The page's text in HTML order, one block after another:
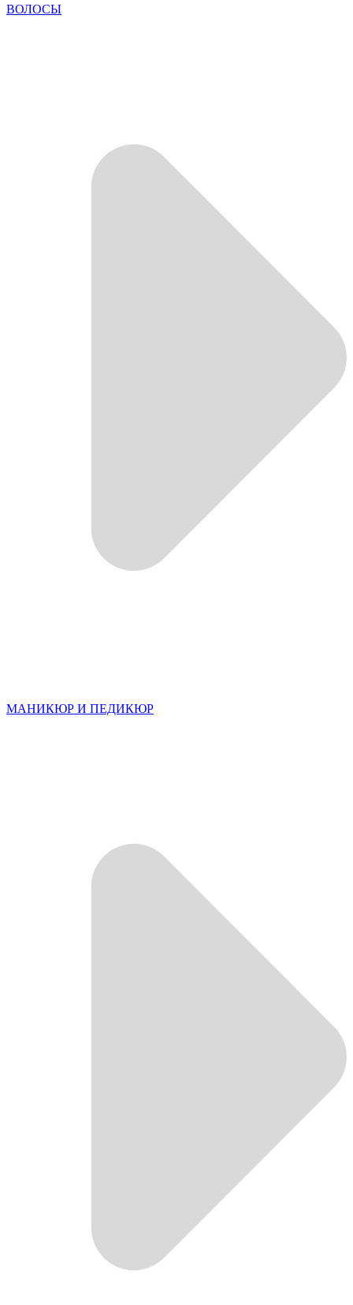
ВОЛОСЫ
МАНИКЮР И ПЕДИКЮР